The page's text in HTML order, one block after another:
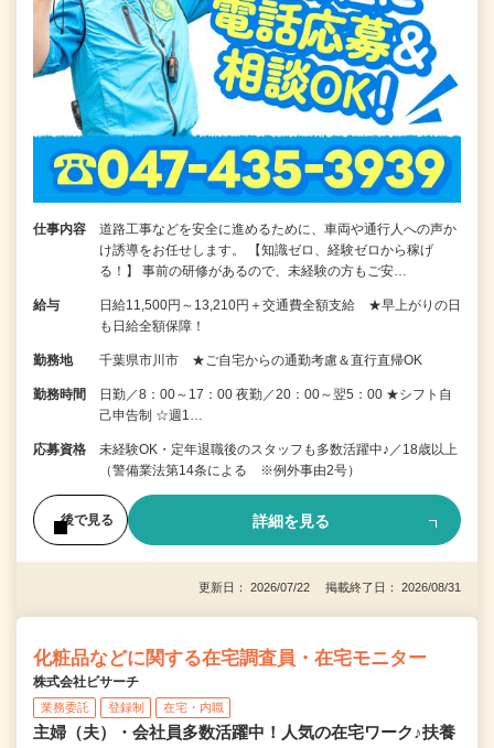
仕事内容
道路工事などを安全に進めるために、車両や通行人への声か
け誘導をお任せします。 【知識ゼロ、経験ゼロから稼げ
る！】 事前の研修があるので、未経験の方もご安…
給与
日給11,500円～13,210円＋交通費全額支給 ★早上がりの日
も日給全額保障！
勤務地 千葉県市川市 ★ご自宅からの通勤考慮＆直行直帰OK
勤務時間
日勤／8：00～17：00 夜勤／20：00～翌5：00 ★シフト自
己申告制 ☆週1…
応募資格
未経験OK・定年退職後のスタッフも多数活躍中♪／18歳以上
（警備業法第14条による ※例外事由2号）
後で見る 詳細を見る
更新日： 2026/07/22 掲載終了日： 2026/08/31
化粧品などに関する在宅調査員・在宅モニター
株式会社ビサーチ
業務委託 登録制 在宅・内職
主婦（夫）・会社員多数活躍中！人気の在宅ワーク♪扶養